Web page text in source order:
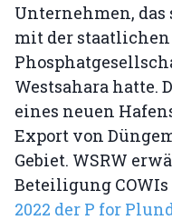
Unternehmen,
mit der
Westsahara hatte.
eines neuen
Export von
Gebiet. WSRW
Beteiligung
2022 der P for